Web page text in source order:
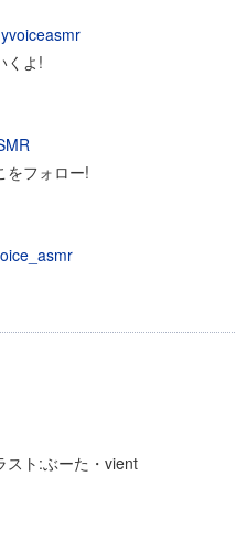
くよ!
をフォロー!
スト:ぶーた・vient